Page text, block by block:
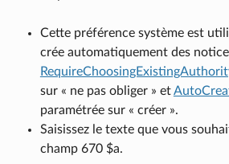
Cette préférence système est
crée automatiquement des
sur « ne pas obliger » et
paramétrée sur « créer ».
Saisissez le texte que vous
champ 670 $a.